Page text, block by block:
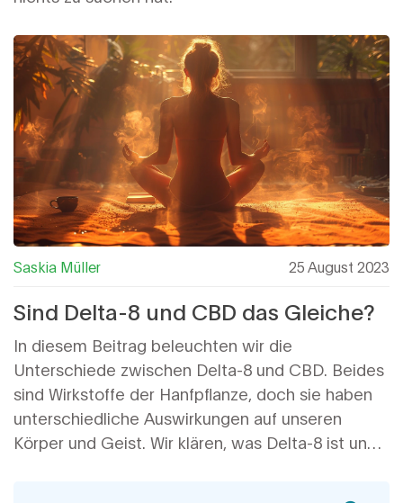
Saskia Müller 25 August 2023
Sind Delta-8 und CBD das Gleiche?
In diesem Beitrag beleuchten wir die
Unterschiede zwischen Delta-8 und CBD. Beides
sind Wirkstoffe der Hanfpflanze, doch sie haben
unterschiedliche Auswirkungen auf unseren
Körper und Geist. Wir klären, was Delta-8 ist und